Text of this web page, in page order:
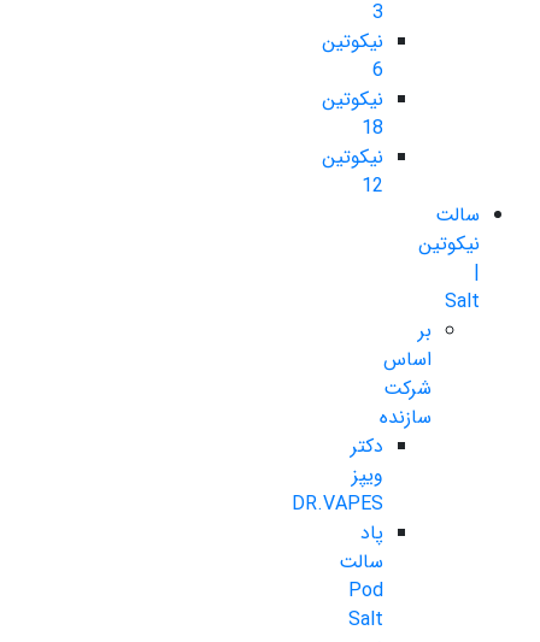
نیکوتین
نیکوتین
18
نیکوتین
12
سالت
نیکوتین
Salt
بر
اساس
شرکت
سازنده
دکتر
ویپز
DR.VAPES
پاد
سالت
Pod
Salt